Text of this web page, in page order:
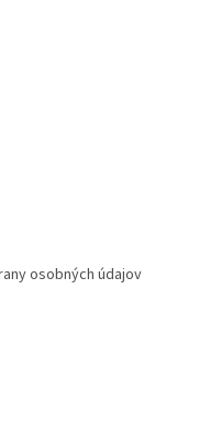
osobných údajov